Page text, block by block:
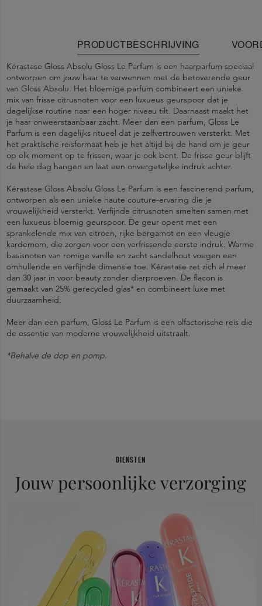
PRODUCTBESCHRIJVING
Kérastase Gloss Absolu Gloss Le Parfum is een haarparfum speciaal
ontworpen om jouw haar te verwennen met de betoverende geur
van Gloss Absolu. Het bloemige parfum combineert een unieke
mix van frisse citrusnoten voor een luxueus geurspoor dat je
dagelijkse routine naar een hoger niveau tilt. Daarnaast maakt het
je haar onweerstaanbaar zacht. Meer dan een parfum, Gloss Le
Parfum is een dagelijks ritueel dat je zelfvertrouwen versterkt. Met
het praktische reisformaat heb je het altijd bij de hand om je geur
op elk moment op te frissen, waar je ook bent. De frisse geur blijft
de hele dag hangen en laat een onvergetelijke indruk achter.
Kérastase Gloss Absolu Gloss Le Parfum is een fascinerend parfum,
ontworpen als een unieke haute couture-ervaring die je
vrouwelijkheid versterkt. Verfijnde citrusnoten smelten samen met
een luxueus bloemig geurspoor. De geur opent met een
sprankelende mix van citroen, rijke bergamot en een vleugje
kardemom, die zorgen voor een verfrissende eerste indruk. Warme
basisnoten van romige vanille en zacht sandelhout voegen een
omhullende en verfijnde dimensie toe. Kérastase zet zich al meer
dan 30 jaar in voor beauty zonder dierproeven. De flacon is
gemaakt van 25% gerecycled glas* en combineert luxe met
duurzaamheid.
Meer dan een parfum, Gloss Le Parfum is een olfactorische reis die
de essentie van moderne vrouwelijkheid uitstraalt.
*Behalve de dop en pomp.
Mix van citrusnoten en luxe bloemige accenten voor een sensoriële
CITRONELLOL • PENTAERYTHRITYL TETRA-DI-T-BUTYL
ISOMETHYL IONONE • CITRAL • TERPINOLENE • ARGANIA
SPINOSA KERNEL OIL • TERPINEOL • VANILLIN • COUMARIN •
TERPINENE • ROSE KETONES • GERANIOL •
HEXADECANOLACTONE • CITRUS AURANTIUM FLOWER OIL •
CI 14700 / RED 4 • CI 19140 / YELLOW 5 (F.I.L. N70060017/2).
DIENSTEN
Jouw persoonlijke verzorging